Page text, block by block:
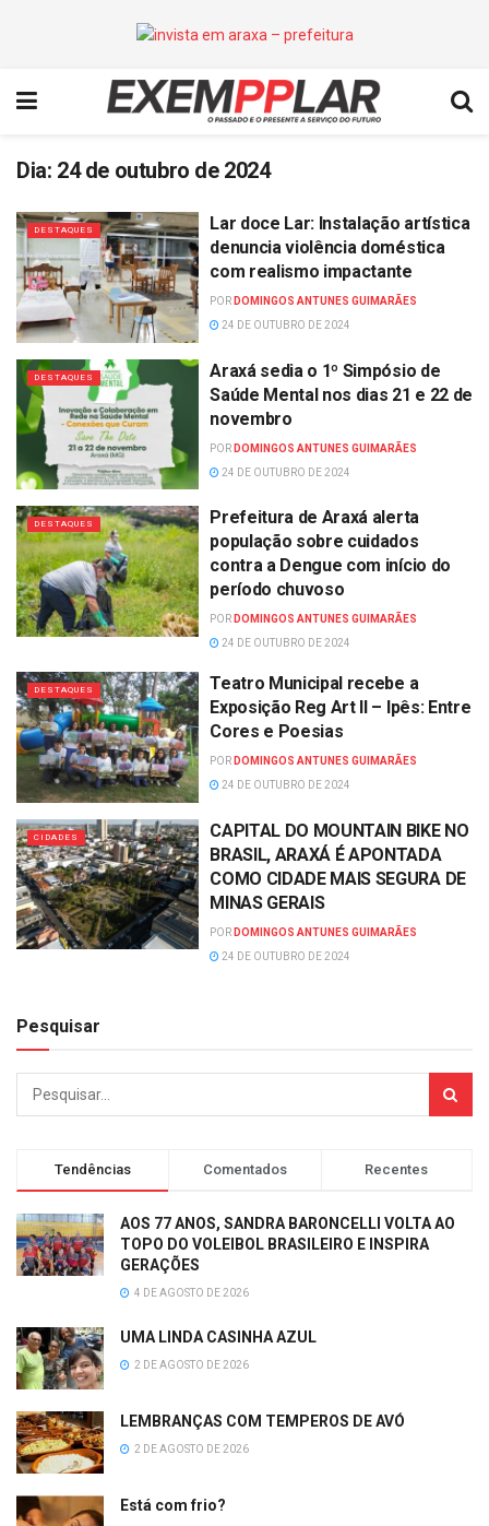
Dia: 24 de outubro de 2024
DESTAQUES
Lar doce Lar: Instalação artística
denuncia violência doméstica
com realismo impactante
POR DOMINGOS ANTUNES GUIMARÃES
24 DE OUTUBRO DE 2024
DESTAQUES
Araxá sedia o 1º Simpósio de
Saúde Mental nos dias 21 e 22 de
novembro
POR DOMINGOS ANTUNES GUIMARÃES
24 DE OUTUBRO DE 2024
DESTAQUES
Prefeitura de Araxá alerta
população sobre cuidados
contra a Dengue com início do
período chuvoso
POR DOMINGOS ANTUNES GUIMARÃES
24 DE OUTUBRO DE 2024
DESTAQUES
Teatro Municipal recebe a
Exposição Reg Art II – Ipês: Entre
Cores e Poesias
POR DOMINGOS ANTUNES GUIMARÃES
24 DE OUTUBRO DE 2024
CIDADES
CAPITAL DO MOUNTAIN BIKE NO
BRASIL, ARAXÁ É APONTADA
COMO CIDADE MAIS SEGURA DE
MINAS GERAIS
POR DOMINGOS ANTUNES GUIMARÃES
24 DE OUTUBRO DE 2024
Pesquisar
Tendências Comentados Recentes
AOS 77 ANOS, SANDRA BARONCELLI VOLTA AO
TOPO DO VOLEIBOL BRASILEIRO E INSPIRA
GERAÇÕES
4 DE AGOSTO DE 2026
UMA LINDA CASINHA AZUL
2 DE AGOSTO DE 2026
LEMBRANÇAS COM TEMPEROS DE AVÓ
2 DE AGOSTO DE 2026
Está com frio?